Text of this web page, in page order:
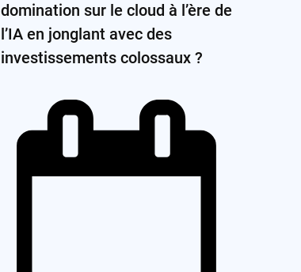
domination sur le cloud à l’ère de
l’IA en jonglant avec des
investissements colossaux ?